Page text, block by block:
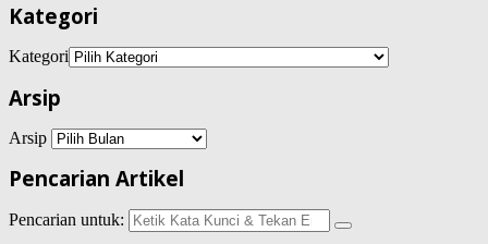
Kategori
Kategori
Arsip
Arsip
Pencarian Artikel
Pencarian untuk: